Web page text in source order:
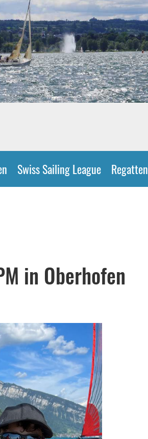
Swiss Sailing League Regatten
in Oberhofen